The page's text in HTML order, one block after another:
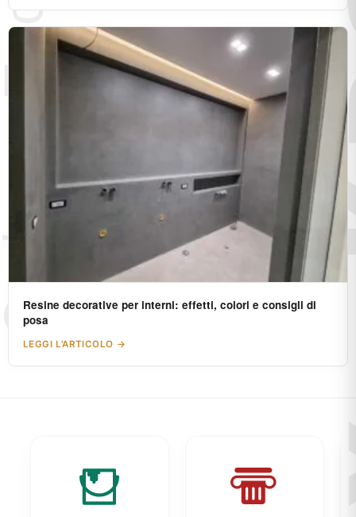
Resine decorative per interni: effetti, colori e consigli di
posa
LEGGI L'ARTICOLO →